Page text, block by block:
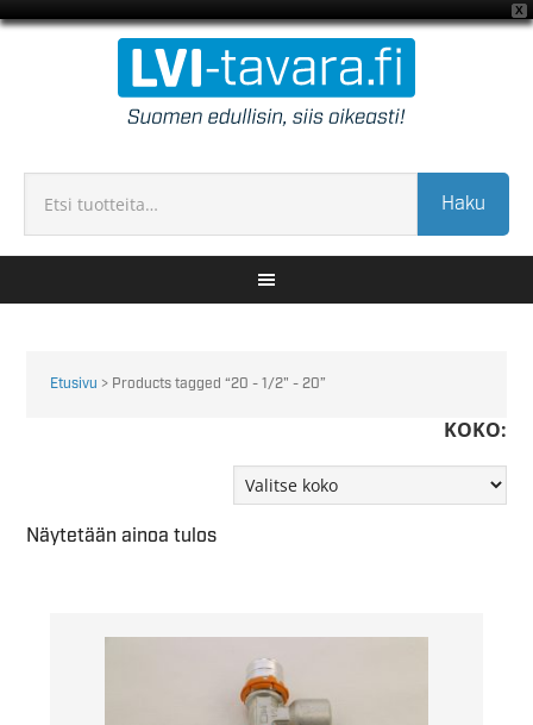
X
Haku
Etusivu > Products tagged “20 - 1/2" - 20”
KOKO:
Näytetään ainoa tulos